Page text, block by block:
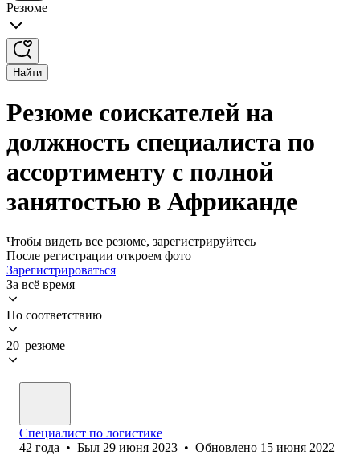
Резюме
Найти
Резюме соискателей на
должность специалиста по
ассортименту с полной
занятостью в Африканде
Чтобы видеть все резюме, зарегистрируйтесь
После регистрации откроем фото
Зарегистрироваться
За всё время
По соответствию
20 резюме
Специалист по логистике
42 года • Был 29 июня 2023 • Обновлено 15 июня 2022